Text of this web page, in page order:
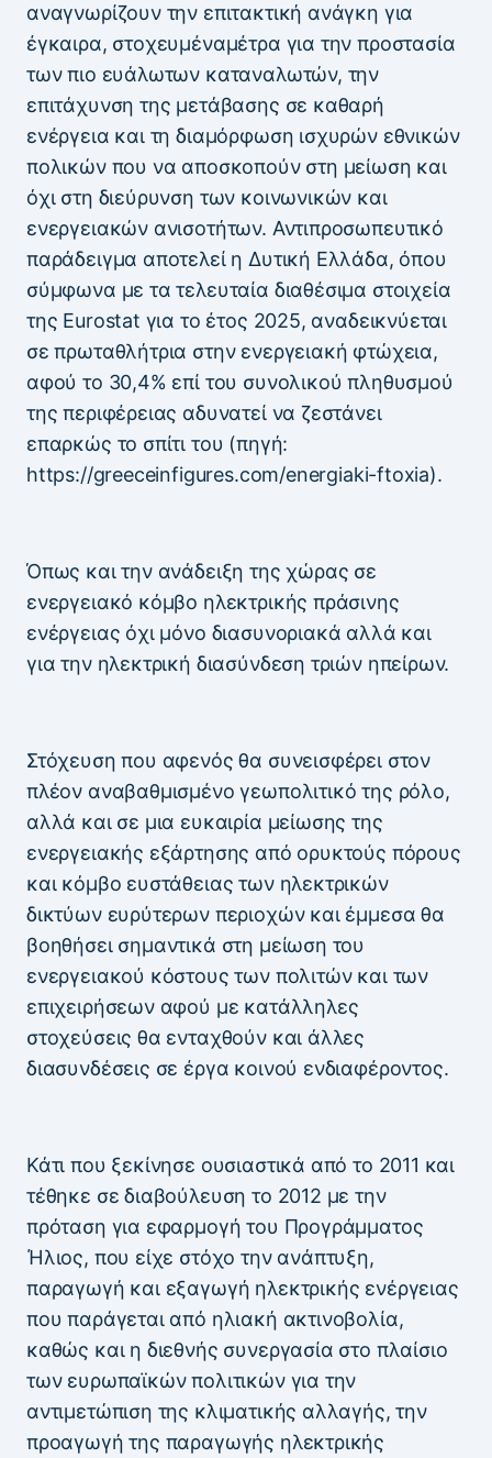
αναγνωρίζουν την επιτακτική ανάγκη για
έγκαιρα, στοχευμέναμέτρα για την προστασία
των πιο ευάλωτων καταναλωτών, την
επιτάχυνση της μετάβασης σε καθαρή
ενέργεια και τη διαμόρφωση ισχυρών εθνικών
πολικών που να αποσκοπούν στη μείωση και
όχι στη διεύρυνση των κοινωνικών και
ενεργειακών ανισοτήτων. Αντιπροσωπευτικό
παράδειγμα αποτελεί η Δυτική Ελλάδα, όπου
σύμφωνα με τα τελευταία διαθέσιμα στοιχεία
της Eurostat για το έτος 2025, αναδεικνύεται
σε πρωταθλήτρια στην ενεργειακή φτώχεια,
αφού το 30,4% επί του συνολικού πληθυσμού
της περιφέρειας αδυνατεί να ζεστάνει
επαρκώς το σπίτι του (πηγή:
https://greeceinfigures.com/energiaki-ftoxia).
Όπως και την ανάδειξη της χώρας σε
ενεργειακό κόμβο ηλεκτρικής πράσινης
ενέργειας όχι μόνο διασυνοριακά αλλά και
για την ηλεκτρική διασύνδεση τριών ηπείρων.
Στόχευση που αφενός θα συνεισφέρει στον
πλέον αναβαθμισμένο γεωπολιτικό της ρόλο,
αλλά και σε μια ευκαιρία μείωσης της
ενεργειακής εξάρτησης από ορυκτούς πόρους
και κόμβο ευστάθειας των ηλεκτρικών
δικτύων ευρύτερων περιοχών και έμμεσα θα
βοηθήσει σημαντικά στη μείωση του
ενεργειακού κόστους των πολιτών και των
επιχειρήσεων αφού με κατάλληλες
στοχεύσεις θα ενταχθούν και άλλες
διασυνδέσεις σε έργα κοινού ενδιαφέροντος.
Κάτι που ξεκίνησε ουσιαστικά από το 2011 και
τέθηκε σε διαβούλευση το 2012 με την
πρόταση για εφαρμογή του Προγράμματος
Ήλιος, που είχε στόχο την ανάπτυξη,
παραγωγή και εξαγωγή ηλεκτρικής ενέργειας
που παράγεται από ηλιακή ακτινοβολία,
καθώς και η διεθνής συνεργασία στο πλαίσιο
των ευρωπαϊκών πολιτικών για την
αντιμετώπιση της κλιματικής αλλαγής, την
προαγωγή της παραγωγής ηλεκτρικής